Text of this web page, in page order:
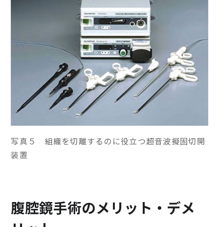
写真５ 組織を切離するのに役立つ超音波擬固切開
装置
腹腔鏡手術のメリット・デメ